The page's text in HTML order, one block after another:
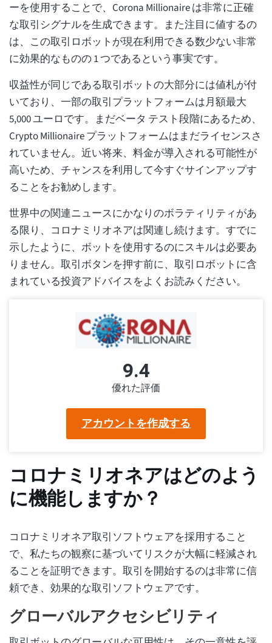
ーを使用することで、Corona Millionaire は非常に正確
な取引シグナルを生成できます。また注目に値するの
は、この取引ロボットが現在利用できる数少ない非常
に効果的なものの 1 つであるという事実です。
収益性が同じである取引ボットの大部分には値札が付
いており、一部の取引プラットフォームは月額最大
5,000 ユーロです。まだベータ テスト段階にあるため、
Crypto Millionaire プラットフォームはまだライセンスさ
れていません。近い将来、料金が導入される可能性が
高いため、チャンスを利用して今すぐサインアップす
ることをお勧めします。
世界中の関連ニュースにかなりのボラティリティがあ
る限り、コロナミリオネアは関連し続けます。すでに
示したように、ボットを使用するのにスキルは必要あ
りません。取引ボタンを押す前に、取引ロボットに含
まれている投資アドバイスをよくお読みください。
9.4
優れた評価
アカウントを作成する
コロナミリオネアはどのよう
に機能しますか？
コロナミリオネア取引ソフトウェアを採用すること
で、私たちの観察に基づいてリスクが大幅に軽減され
ることを証明できます。取引を開始するのは非常に信
頼でき、効果的な取引ソフトウェアです。
グローバルアクセシビリティ